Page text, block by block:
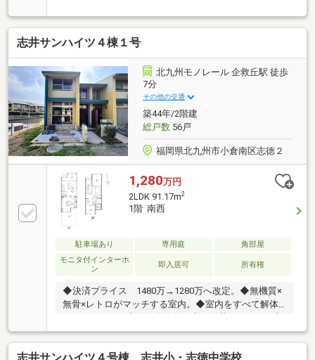
濯にも便利な浴室乾燥機を完備。不動産のことで何か
お困りでしたら、株式会社福岡地所へお問い合わせく
ださい。当社スタッフがお客様のサポートをさせてい
ただきます。
志井サンハイツ４棟１号
北九州モノレール 企救丘駅 徒歩
7分
その他の交通
築44年/2階建
総戸数56戸
福岡県北九州市小倉南区志徳２
1,280万円
2LDK 91.17m2
1階 南西
駐車場あり 専用庭
角部屋
モニタ付インターホ
ン
即入居可 所有権
◆決済プライス 1480万→1280万へ改定。◆無機質×
無骨×レトロがマッチする室内。◆室内をすべて解体
へ贅沢にお住まいになっていただけるように創り上げ
たお部屋。◆大きな窓からの景色はこのお部屋だけの
特別な「絵画」へ変身。◆プロモーション動画をＹｏ